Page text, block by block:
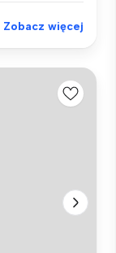
Zobacz więcej